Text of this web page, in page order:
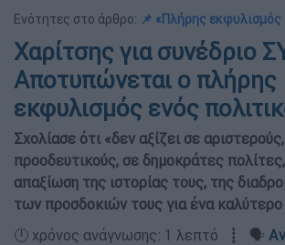
Ενότητες στο άρθρο: 📌 «Πλήρης
Χαρίτσης για συνέδριο
Αποτυπώνεται ο πλήρης
εκφυλισμός ενός
Σχολίασε ότι «δεν αξίζει σε
προοδευτικούς, σε δημοκράτες
απαξίωση της ιστορίας τους, της
των προσδοκιών τους για ένα
🕛 χρόνος ανάγνωσης: 1 λεπτό ┋ 🗣️